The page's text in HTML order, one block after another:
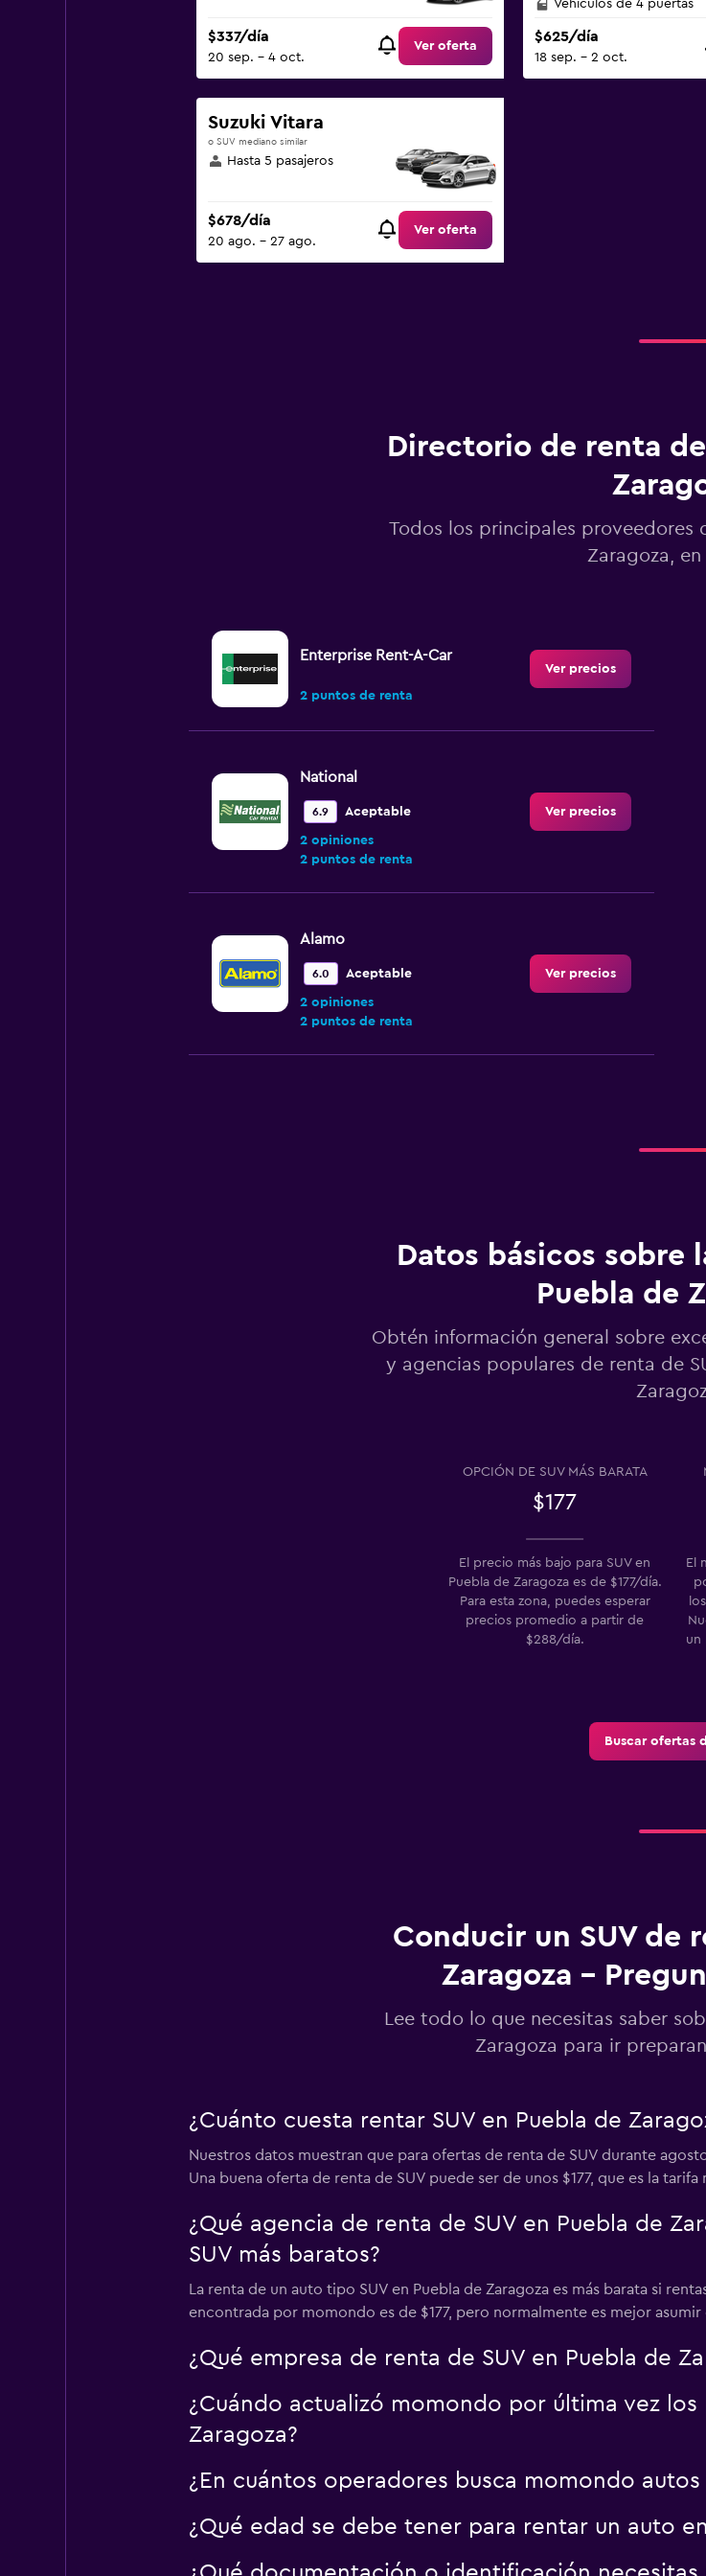
$337/día
20 sep. - 4 oct.
Ver oferta
Vehículos de 4 puertas
$625/día
18 sep. - 2 oct.
Suzuki Vitara
o SUV mediano similar
Hasta 5 pasajeros
$678/día
20 ago. - 27 ago.
Ver oferta
Directorio de renta
Todos los principales proveedores
Zaragoza, en
Enterprise Rent-A-Car
2 puntos de renta
Ver precios
National
6.9 Aceptable
2 opiniones
2 puntos de renta
Ver precios
Alamo
6.0 Aceptable
2 opiniones
2 puntos de renta
Ver precios
Ver precios
Datos básicos sobre
Puebla de
Obtén información general sobre
y agencias populares de renta de
OPCIÓN DE SUV MÁS BARATA
$177
El precio más bajo para SUV en
Puebla de Zaragoza es de $177/día.
Para esta zona, puedes esperar
precios promedio a partir de
$288/día.
El
un
Buscar ofertas
Conducir un SUV de
Zaragoza -
Lee todo lo que necesitas saber
Zaragoza para ir
¿Cuánto cuesta rentar SUV en Puebla de
Nuestros datos muestran que para ofertas de renta de SUV durante
Una buena oferta de renta de SUV puede ser de unos $177, que es la
¿Qué agencia de renta de SUV en Puebla de
SUV más baratos?
La renta de un auto tipo SUV en Puebla de Zaragoza es más barata si
encontrada por momondo es de $177, pero normalmente es mejor
¿Qué empresa de renta de SUV en Puebla de
¿Cuándo actualizó momondo por última vez
Zaragoza?
¿En cuántos operadores busca momondo autos
¿Qué edad se debe tener para rentar un auto